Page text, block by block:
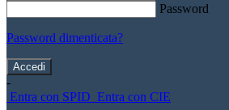
Password
Password dimenticata?
-
Entra con SPID Entra con CIE